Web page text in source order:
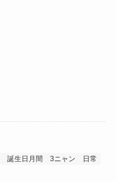
誕生日月間 3ニャン 日常